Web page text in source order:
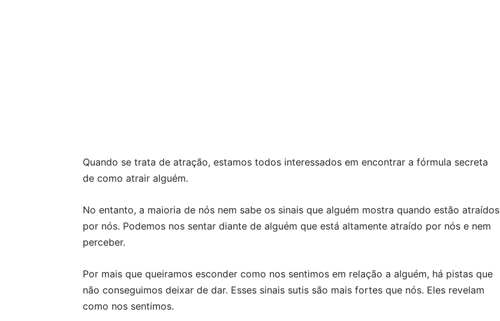
Quando se trata de atração, estamos todos interessados em encontrar a fórmula secreta
de como atrair alguém.
No entanto, a maioria de nós nem sabe os sinais que alguém mostra quando estão atraídos
por nós. Podemos nos sentar diante de alguém que está altamente atraído por nós e nem
perceber.
Por mais que queiramos esconder como nos sentimos em relação a alguém, há pistas que
não conseguimos deixar de dar. Esses sinais sutis são mais fortes que nós. Eles revelam
como nos sentimos.